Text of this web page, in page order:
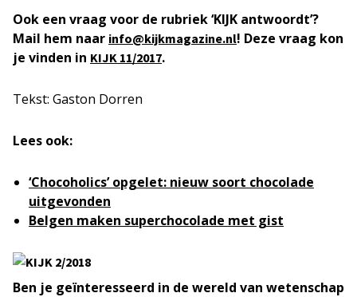
Ook een vraag voor de rubriek ‘KIJK antwoordt’?
Mail hem naar info@kijkmagazine.nl! Deze vraag kon
je vinden in KIJK 11/2017.
Tekst: Gaston Dorren
Lees ook:
‘Chocoholics’ opgelet: nieuw soort chocolade
uitgevonden
Belgen maken superchocolade met gist
Ben je geïnteresseerd in de wereld van wetenschap